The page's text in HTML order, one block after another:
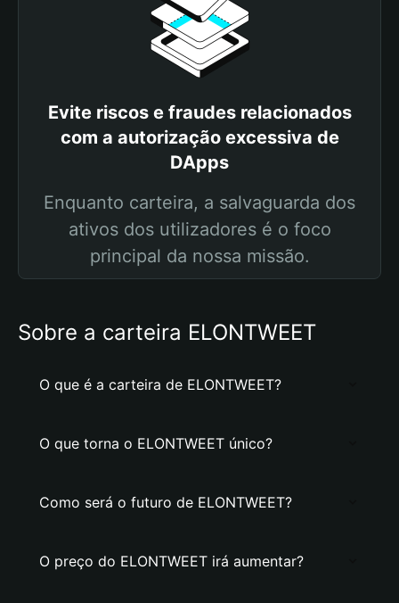
Evite riscos e fraudes relacionados
com a autorização excessiva de
DApps
Enquanto carteira, a salvaguarda dos
ativos dos utilizadores é o foco
principal da nossa missão.
Sobre a carteira ELONTWEET
O que é a carteira de ELONTWEET?
O que torna o ELONTWEET único?
Como será o futuro de ELONTWEET?
O preço do ELONTWEET irá aumentar?